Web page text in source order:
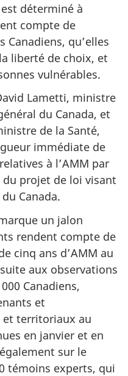
déterminé à
compte de
Canadiens, qu’elles
liberté de choix, et
vulnérables.
Lametti, ministre
du Canada, et
de la Santé,
immédiate de
à l’AMM par
projet de loi visant
du Canada.
un jalon
rendent compte de
cinq ans d’AMM au
aux observations
Canadiens,
et
et territoriaux au
en janvier et en
sur le
témoins experts, qui